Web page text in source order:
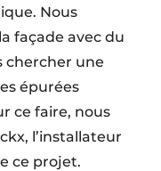
Nous
façade avec du
chercher une
épurées
ce faire, nous
l’installateur
ce projet.